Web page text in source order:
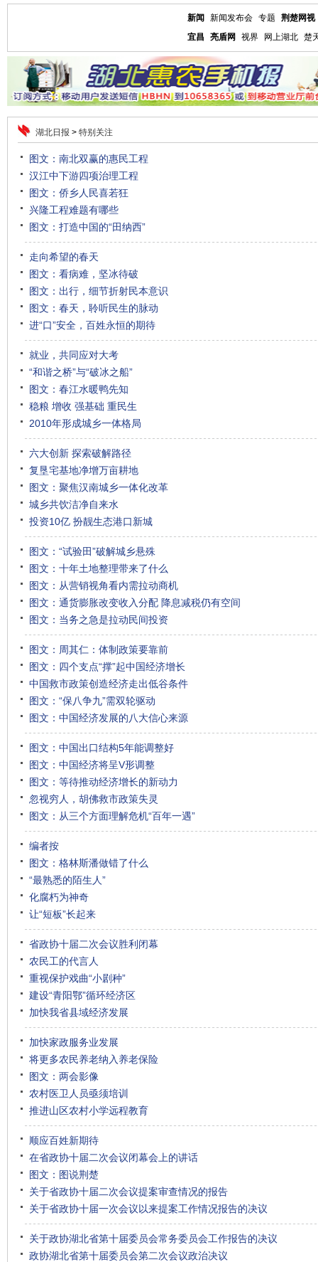
新闻 新闻发布会 专题
荆楚网视
宜昌
亮盾网 视界 网上湖北 楚
湖北日报 > 特别关注
图文：南北双赢的惠民工程
汉江中下游四项治理工程
图文：侨乡人民喜若狂
兴隆工程难题有哪些
图文：打造中国的“田纳西”
走向希望的春天
图文：看病难，坚冰待破
图文：出行，细节折射民本意识
图文：春天，聆听民生的脉动
进“口”安全，百姓永恒的期待
就业，共同应对大考
“和谐之桥”与“破冰之船”
图文：春江水暖鸭先知
稳粮 增收 强基础 重民生
2010年形成城乡一体格局
六大创新 探索破解路径
复垦宅基地净增万亩耕地
图文：聚焦汉南城乡一体化改革
城乡共饮洁净自来水
投资10亿 扮靓生态港口新城
图文：“试验田”破解城乡悬殊
图文：十年土地整理带来了什么
图文：从营销视角看内需拉动商机
图文：通货膨胀改变收入分配 降息减税仍有空间
图文：当务之急是拉动民间投资
图文：周其仁：体制政策要靠前
图文：四个支点“撑”起中国经济增长
中国救市政策创造经济走出低谷条件
图文：“保八争九”需双轮驱动
图文：中国经济发展的八大信心来源
图文：中国出口结构5年能调整好
图文：中国经济将呈V形调整
图文：等待推动经济增长的新动力
忽视穷人，胡佛救市政策失灵
图文：从三个方面理解危机“百年一遇”
编者按
图文：格林斯潘做错了什么
“最熟悉的陌生人”
化腐朽为神奇
让“短板”长起来
省政协十届二次会议胜利闭幕
农民工的代言人
重视保护戏曲“小剧种”
建设“青阳鄂”循环经济区
加快我省县域经济发展
加快家政服务业发展
将更多农民养老纳入养老保险
图文：两会影像
农村医卫人员亟须培训
推进山区农村小学远程教育
顺应百姓新期待
在省政协十届二次会议闭幕会上的讲话
图文：图说荆楚
关于省政协十届二次会议提案审查情况的报告
关于省政协十届一次会议以来提案工作情况报告的决议
关于政协湖北省第十届委员会常务委员会工作报告的决议
政协湖北省第十届委员会第二次会议政治决议